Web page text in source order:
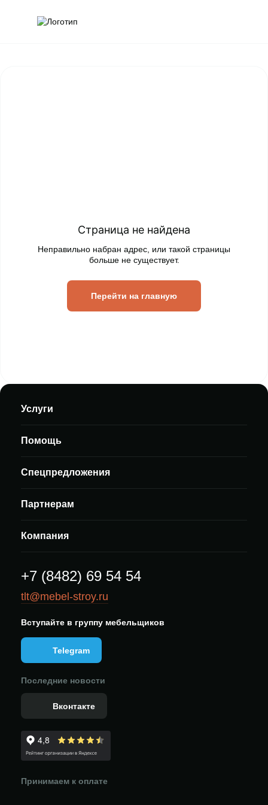
Страница не найдена
Неправильно набран адрес, или такой страницы
больше не существует.
Перейти на главную
Услуги
Помощь
Спецпредложения
Партнерам
Компания
+7 (8482) 69 54 54
tlt@mebel-stroy.ru
Вступайте в группу мебельщиков
Telegram
Последние новости
Вконтакте
Принимаем к оплате